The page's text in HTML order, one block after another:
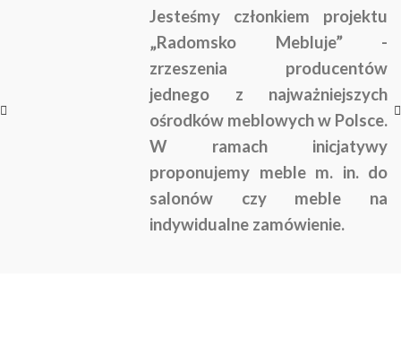
Jesteśmy członkiem projektu
„Radomsko Mebluje” -
zrzeszenia producentów
jednego z najważniejszych
ośrodków meblowych w Polsce.
W ramach inicjatywy
proponujemy meble m. in. do
salonów czy meble na
indywidualne zamówienie.